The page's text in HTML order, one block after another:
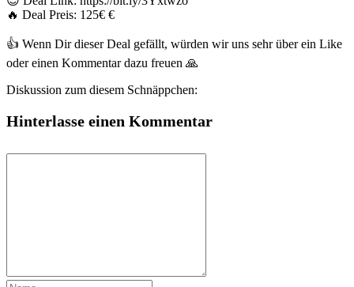
🔥 Deal Preis: 125€ €
👍 Wenn Dir dieser Deal gefällt, würden wir uns sehr über ein Like
oder einen Kommentar dazu freuen 🙏
Diskussion zum diesem Schnäppchen:
Hinterlasse einen Kommentar